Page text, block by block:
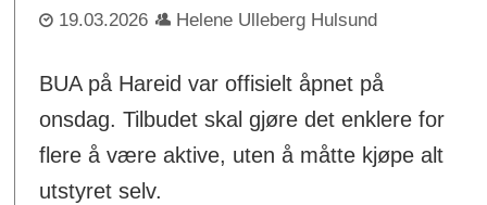
19.03.2026 Helene Ulleberg Hulsund
BUA på Hareid var offisielt åpnet på
onsdag. Tilbudet skal gjøre det enklere for
flere å være aktive, uten å måtte kjøpe alt
utstyret selv.